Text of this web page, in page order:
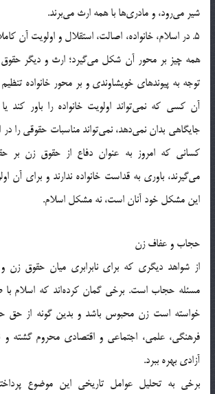
شیر می‌رود، و مادری‌ها با همه ارث می‌برند.
5. در اسلام، خانواده، اصالت، استقلال و اولویت آن
همه چیز بر محور آن شکل می‌گیرد؛ ارث و دیگر حقوق
توجه به پیوندهای خویشاوندی و بر محور خانواده
آن کسی که نمی‌تواند اولویت خانواده را باور کند
جایگاهی بدان نمی‌دهد، نمی‌تواند مناسبات حقوقی را در
کسانی که امروز به عنوان دفاع از حقوق زن بر
می‌گیرند، باوری به قداست خانواده ندارند و برای آن
این مشکل خود آنان است، نه مشکل اسلام.
حجاب و عفاف زن
از شواهد دیگری که برای نابرابری میان حقوق زن و
مسئله حجاب است. برخی گمان کرده‌اند که اسلام
خواسته است زن محبوس باشد و بدین گونه از حق
فرهنگی، علمی، اجتماعی و اقتصادی محروم گشته و
آزادی بهره ببرد.
برخی به تحلیل عوامل تاریخی این موضوع